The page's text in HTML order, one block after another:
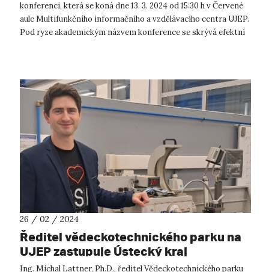
konferenci, která se koná dne 13. 3. 2024 od 15:30 h v Červené
aule Multifunkčního informačního a vzdělávacího centra UJEP.
Pod ryze akademickým názvem konference se skrývá efektní
26 / 02 / 2024
Ředitel vědeckotechnického parku na
UJEP zastupuje Ústecký kraj
Ing. Michal Lattner, Ph.D., ředitel Vědeckotechnického parku